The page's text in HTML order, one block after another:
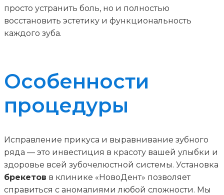
просто устранить боль, но и полностью
восстановить эстетику и функциональность
каждого зуба.
Особенности
процедуры
Исправление прикуса и выравнивание зубного
ряда — это инвестиция в красоту вашей улыбки и
здоровье всей зубочелюстной системы. Установка
брекетов в клинике «НовоДент» позволяет
справиться с аномалиями любой сложности. Мы